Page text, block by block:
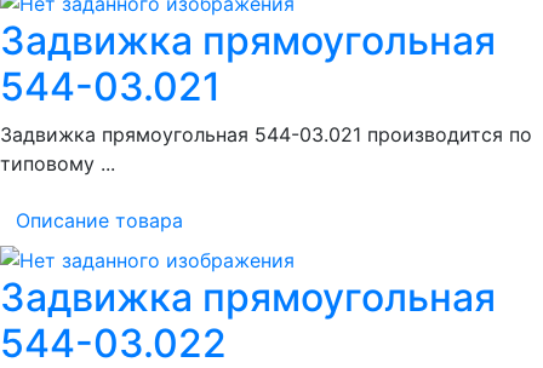
Задвижка прямоугольная
544-03.021
Задвижка прямоугольная 544-03.021 производится по
типовому ...
Описание товара
Задвижка прямоугольная
544-03.022